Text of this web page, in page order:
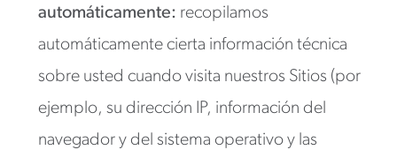
automáticamente: recopilamos
automáticamente cierta información técnica
sobre usted cuando visita nuestros Sitios (por
ejemplo, su dirección IP, información del
navegador y del sistema operativo y las